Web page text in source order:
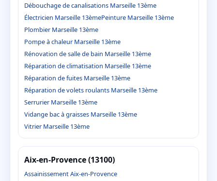
Débouchage de canalisations Marseille 13ème
Électricien Marseille 13èmePeinture Marseille 13ème
Plombier Marseille 13ème
Pompe à chaleur Marseille 13ème
Rénovation de salle de bain Marseille 13ème
Réparation de climatisation Marseille 13ème
Réparation de fuites Marseille 13ème
Réparation de volets roulants Marseille 13ème
Serrurier Marseille 13ème
Vidange bac à graisses Marseille 13ème
Vitrier Marseille 13ème
Aix-en-Provence (13100)
Assainissement Aix-en-Provence